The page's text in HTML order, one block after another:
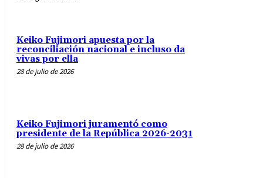
Keiko Fujimori apuesta por la
reconciliación nacional e incluso da
vivas por ella
28 de julio de 2026
Keiko Fujimori juramentó como
presidente de la República 2026-2031
28 de julio de 2026